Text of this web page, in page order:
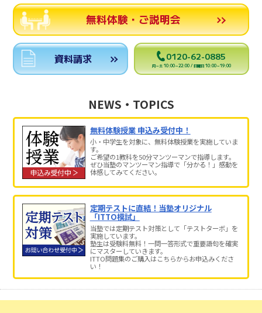
無料体験・ご説明会
資料請求 0120-62-0885
月～土 10:00～22:00 / 日曜日 10:00～19:00
NEWS・TOPICS
無料体験授業 申込み受付中！
小・中学生を対象に、無料体験授業を実施していま
す。
ご希望の1教科を50分マンツーマンで指導します。
ぜひ当塾のマンツーマン指導で「分かる！」感動を
体感してみてください。
定期テストに直結！当塾オリジナル
「ITTO模試」
当塾では定期テスト対策として「テストターボ」を
実施しています。
塾生は受験料無料！一問一答形式で重要語句を確実
にマスターしていきます。
ITTO問題集のご購入はこちらからお申込みくださ
い！